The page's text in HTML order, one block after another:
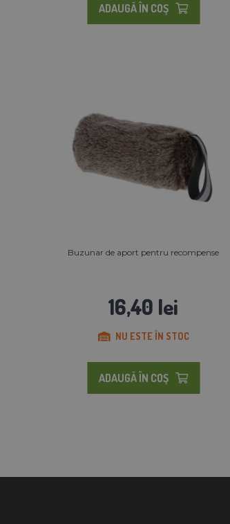
ADAUGĂ ÎN COŞ
Buzunar de aport pentru recompense
16,40 lei
NU ESTE ÎN STOC
ADAUGĂ ÎN COŞ